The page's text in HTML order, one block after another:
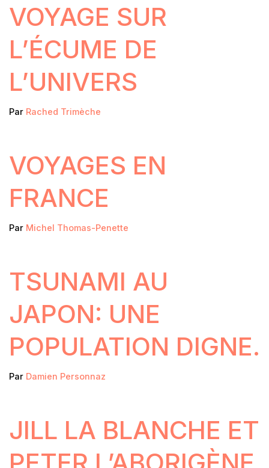
VOYAGE SUR
L’ÉCUME DE
L’UNIVERS
Par Rached Trimèche
VOYAGES EN
FRANCE
Par Michel Thomas-Penette
TSUNAMI AU
JAPON: UNE
POPULATION DIGNE.
Par Damien Personnaz
JILL LA BLANCHE ET